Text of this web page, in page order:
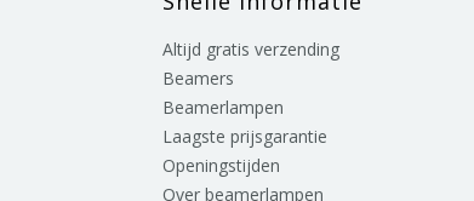
Altijd gratis verzending
Beamers
Beamerlampen
Laagste prijsgarantie
Openingstijden
Over beamerlampen